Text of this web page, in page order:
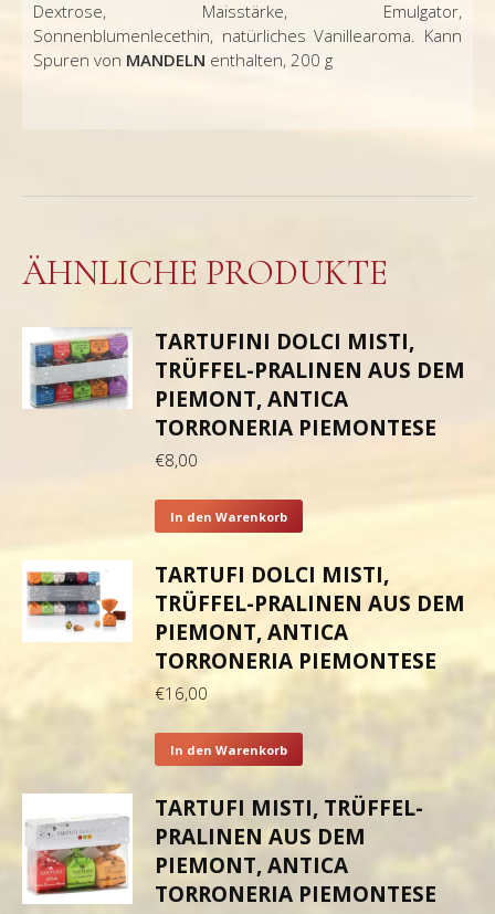
Dextrose, Maisstärke, Emulgator,
Sonnenblumenlecethin, natürliches Vanillearoma. Kann
Spuren von MANDELN enthalten, 200 g
ÄHNLICHE PRODUKTE
TARTUFINI DOLCI MISTI,
TRÜFFEL-PRALINEN AUS DEM
PIEMONT, ANTICA
TORRONERIA PIEMONTESE
€8,00
In den Warenkorb
TARTUFI DOLCI MISTI,
TRÜFFEL-PRALINEN AUS DEM
PIEMONT, ANTICA
TORRONERIA PIEMONTESE
€16,00
In den Warenkorb
TARTUFI MISTI, TRÜFFEL-
PRALINEN AUS DEM
PIEMONT, ANTICA
TORRONERIA PIEMONTESE